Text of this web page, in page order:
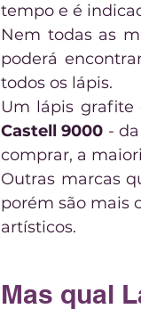
tempo e é
Nem todas as
poderá
todos os lápis.
Castell 9000 -
comprar, a
Outras marcas
porém são mais
artísticos.
Mas qual